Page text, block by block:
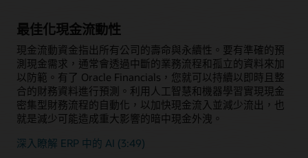
最佳化現金流動性
現金流動資金指出所有公司的壽命與永續性。要有準確的預
測現金需求，通常會透過中斷的業務流程和孤立的資料來加
以防範。有了 Oracle Financials，您就可以持續以即時且整
合的財務資料進行預測。利用人工智慧和機器學習實現現金
密集型財務流程的自動化，以加快現金流入並減少流出，也
就是減少可能造成重大影響的暗中現金外洩。
深入瞭解 ERP 中的 AI (3:49)